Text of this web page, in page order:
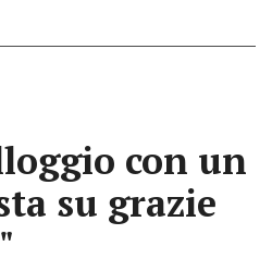
con un
su grazie